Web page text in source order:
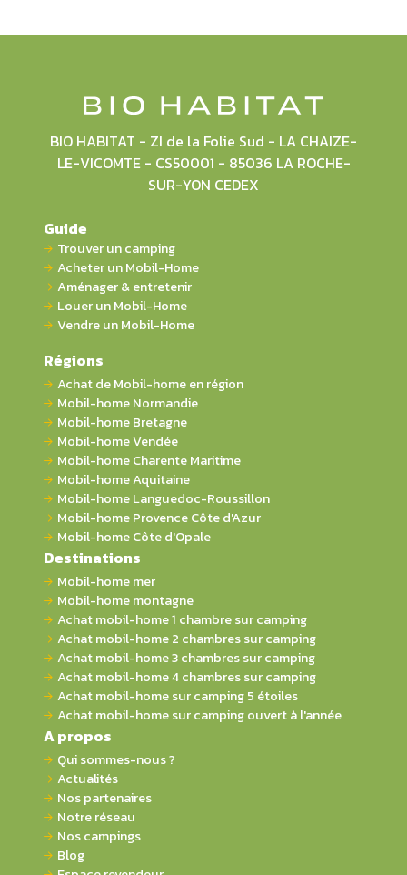
BIO HABITAT - ZI de la Folie Sud - LA CHAIZE-
LE-VICOMTE - CS50001 - 85036 LA ROCHE-
SUR-YON CEDEX
Guide
Trouver un camping
Acheter un Mobil-Home
Aménager & entretenir
Louer un Mobil-Home
Vendre un Mobil-Home
Régions
Achat de Mobil-home en région
Mobil-home Normandie
Mobil-home Bretagne
Mobil-home Vendée
Mobil-home Charente Maritime
Mobil-home Aquitaine
Mobil-home Languedoc-Roussillon
Mobil-home Provence Côte d'Azur
Mobil-home Côte d'Opale
Destinations
Mobil-home mer
Mobil-home montagne
Achat mobil-home 1 chambre sur camping
Achat mobil-home 2 chambres sur camping
Achat mobil-home 3 chambres sur camping
Achat mobil-home 4 chambres sur camping
Achat mobil-home sur camping 5 étoiles
Achat mobil-home sur camping ouvert à l'année
A propos
Qui sommes-nous ?
Actualités
Nos partenaires
Notre réseau
Nos campings
Blog